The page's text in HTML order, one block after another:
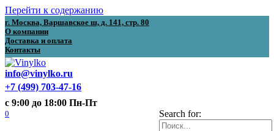
Перейти к содержанию
г. Москва, Варшавское ш, д. 141, стр. 80
О компании
Доставка и оплата
Контакты
info@vinylko.ru
+7 (499) 703-47-16
с 9:00 до 18:00 Пн-Пт
Search for:
0